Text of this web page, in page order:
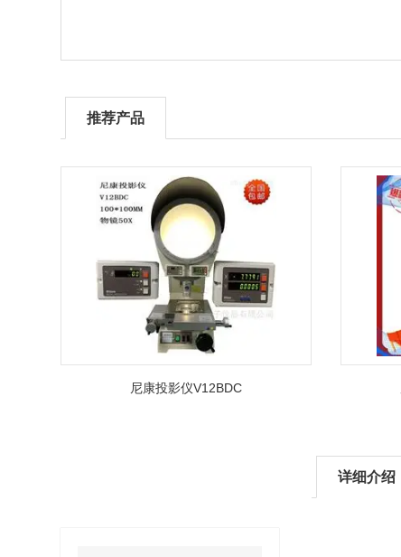
推荐产品
尼康投影仪V12BDC
详细介绍